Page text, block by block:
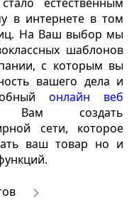
в интернете в том
На Ваш выбор мы
шаблонов
с которым вы
вашего дела и
онлайн веб
создать
сети, которое
ваш товар но и